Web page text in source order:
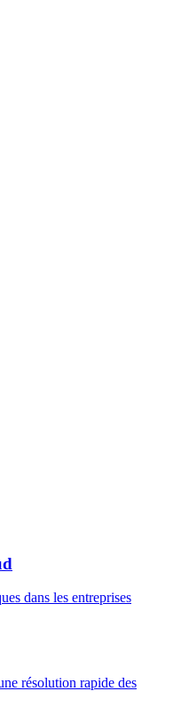
dans les entreprises
résolution rapide des